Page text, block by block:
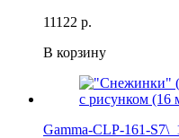
111 22 р.
В корзину
Gamma-CLP-161-